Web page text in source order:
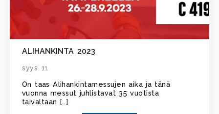
ALIHANKINTA 2023
syys 11
On taas Alihankintamessujen aika ja tänä
vuonna messut juhlistavat 35 vuotista
taivaltaan […]